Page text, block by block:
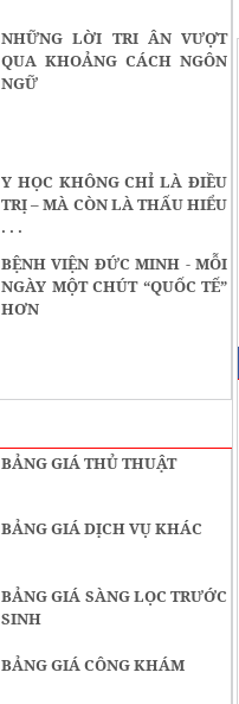
NHỮNG LỜI TRI ÂN VƯỢT
QUA KHOẢNG CÁCH NGÔN
NGỮ
Y HỌC KHÔNG CHỈ LÀ ĐIỀU
TRỊ – MÀ CÒN LÀ THẤU HIỂU
. . .
BỆNH VIỆN ĐỨC MINH - MỖI
NGÀY MỘT CHÚT “QUỐC TẾ”
HƠN
BẢNG GIÁ THỦ THUẬT
BẢNG GIÁ DỊCH VỤ KHÁC
BẢNG GIÁ SÀNG LỌC TRƯỚC
SINH
BẢNG GIÁ CÔNG KHÁM